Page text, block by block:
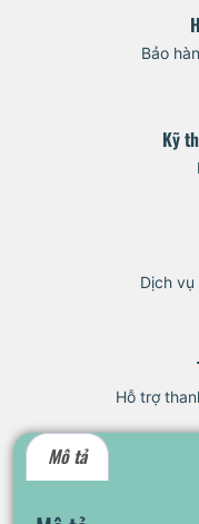
Bảo
Kỹ
Dịch
Hỗ trợ
Mô tả